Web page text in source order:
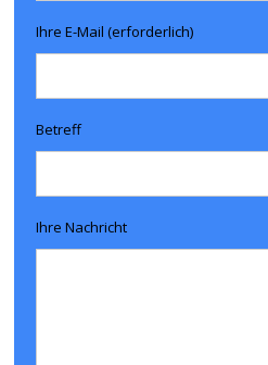
Ihre E-Mail (erforderlich)
Betreff
Ihre Nachricht